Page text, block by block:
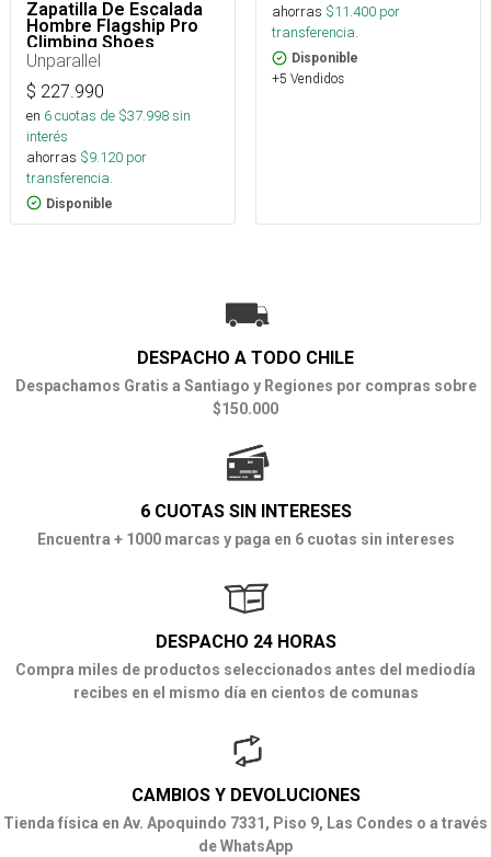
Zapatilla De Escalada
Hombre Flagship Pro
Climbing Shoes
Unparallel
$ 227.990
en 6cuotas de $37.998sin
interés
ahorras $9.120 por
transferencia.
Disponible
ahorras $11.400 por
transferencia.
Disponible
+5 Vendidos
DESPACHO A TODO CHILE
Despachamos Gratis a Santiago y Regiones por compras sobre
$150.000
6 CUOTAS SIN INTERESES
Encuentra + 1000 marcas y paga en 6 cuotas sin intereses
DESPACHO 24 HORAS
Compra miles de productos seleccionados antes del mediodía
recibes en el mismo día en cientos de comunas
CAMBIOS Y DEVOLUCIONES
Tienda física en Av. Apoquindo 7331, Piso 9, Las Condes o a través
de WhatsApp